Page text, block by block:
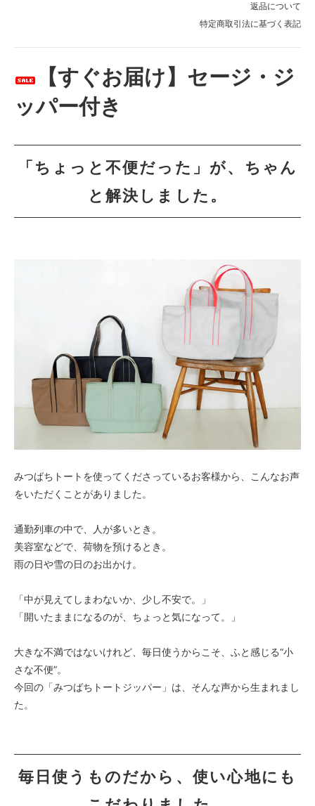
返品について
特定商取引法に基づく表記
【すぐお届け】セージ・ジ
ッパー付き
「ちょっと不便だった」が、ちゃん
と解決しました。
みつばちトートを使ってくださっているお客様から、こんなお声
をいただくことがありました。
通勤列車の中で、人が多いとき。
美容室などで、荷物を預けるとき。
雨の日や雪の日のお出かけ。
「中が見えてしまわないか、少し不安で。」
「開いたままになるのが、ちょっと気になって。」
大きな不満ではないけれど、毎日使うからこそ、ふと感じる“小
さな不便”。
今回の「みつばちトートジッパー」は、そんな声から生まれまし
た。
毎日使うものだから、使い心地にも